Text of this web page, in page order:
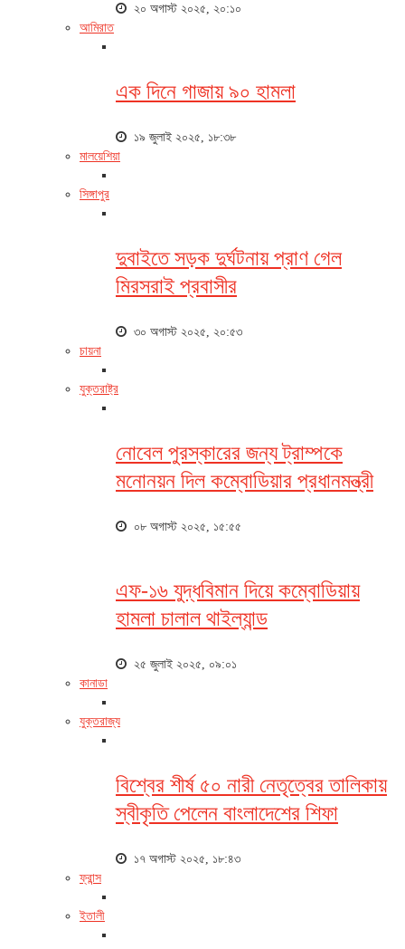
২০ অগাস্ট ২০২৫, ২০:১০
আমিরাত
এক দিনে গাজায় ৯০ হামলা
১৯ জুলাই ২০২৫, ১৮:৩৮
মালয়েশিয়া
সিঙ্গাপুর
দুবাইতে সড়ক দুর্ঘটনায় প্রাণ গেল
মিরসরাই প্রবাসীর
৩০ অগাস্ট ২০২৫, ২০:৫৩
চায়না
যুক্তরাষ্ট্র
নোবেল পুরস্কারের জন্য ট্রাম্পকে
মনোনয়ন দিল কম্বোডিয়ার প্রধানমন্ত্রী
০৮ অগাস্ট ২০২৫, ১৫:৫৫
এফ-১৬ যুদ্ধবিমান দিয়ে কম্বোডিয়ায়
হামলা চালাল থাইল্যান্ড
২৫ জুলাই ২০২৫, ০৯:০১
কানাডা
যুক্তরাজ্য
বিশ্বের শীর্ষ ৫০ নারী নেতৃত্বের তালিকায়
স্বীকৃতি পেলেন বাংলাদেশের শিফা
১৭ অগাস্ট ২০২৫, ১৮:৪৩
ফ্রান্স
ইতালী